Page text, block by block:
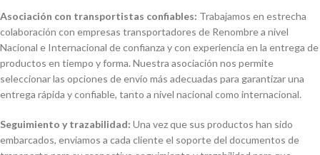
Asociación con transportistas confiables: Trabajamos en estrecha
colaboración con empresas transportadores de Renombre a nivel
Nacional e Internacional de confianza y con experiencia en la entrega de
productos en tiempo y forma. Nuestra asociación nos permite
seleccionar las opciones de envío más adecuadas para garantizar una
entrega rápida y confiable, tanto a nivel nacional como internacional.
Seguimiento y trazabilidad: Una vez que sus productos han sido
embarcados, enviamos a cada cliente el soporte del documentos de